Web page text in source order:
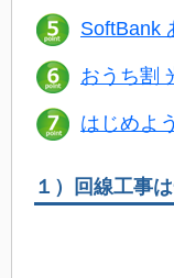
SoftBank
おうち割
はじめよ
１）回線工事